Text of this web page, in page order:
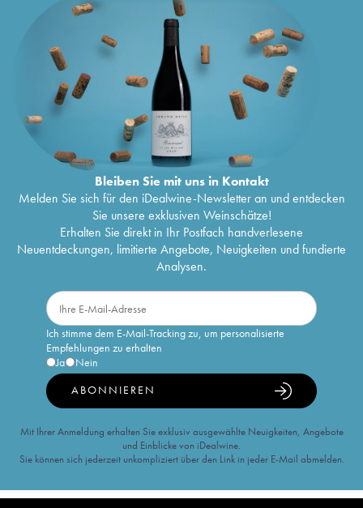
Bleiben Sie mit uns in Kontakt
Melden Sie sich für den iDealwine-Newsletter an und entdecken
Sie unsere exklusiven Weinschätze!
Erhalten Sie direkt in Ihr Postfach handverlesene
Neuentdeckungen, limitierte Angebote, Neuigkeiten und fundierte
Analysen.
Ich stimme dem E-Mail-Tracking zu, um personalisierte
Empfehlungen zu erhalten
Ja
Nein
ABONNIEREN
Mit Ihrer Anmeldung erhalten Sie exklusiv ausgewählte Neuigkeiten, Angebote
und Einblicke von iDealwine.
Sie können sich jederzeit unkompliziert über den Link in jeder E-Mail abmelden.